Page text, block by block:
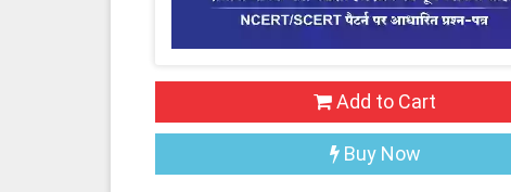
Add to Cart
Buy Now